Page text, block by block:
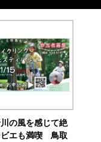
の風を感じて絶
エも満喫 鳥取